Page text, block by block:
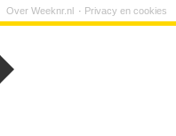
Over Weeknr.nl Privacy en cookies